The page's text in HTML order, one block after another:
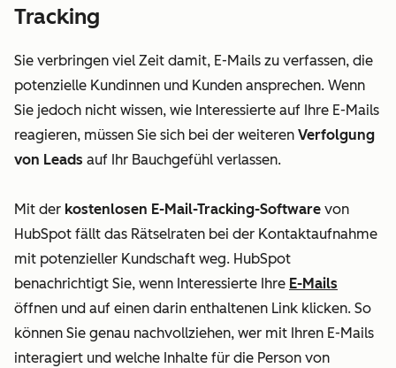
Tracking
Sie verbringen viel Zeit damit, E-Mails zu verfassen, die
potenzielle Kundinnen und Kunden ansprechen. Wenn
Sie jedoch nicht wissen, wie Interessierte auf Ihre E-Mails
reagieren, müssen Sie sich bei der weiteren Verfolgung
von Leads auf Ihr Bauchgefühl verlassen.
Mit der kostenlosen E-Mail-Tracking-Software von
HubSpot fällt das Rätselraten bei der Kontaktaufnahme
mit potenzieller Kundschaft weg. HubSpot
benachrichtigt Sie, wenn Interessierte Ihre E-Mails
öffnen und auf einen darin enthaltenen Link klicken. So
können Sie genau nachvollziehen, wer mit Ihren E-Mails
interagiert und welche Inhalte für die Person von